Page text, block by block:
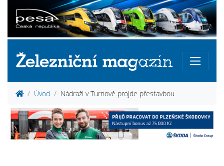
Úvod Nádraží v Turnově projde přestavbou